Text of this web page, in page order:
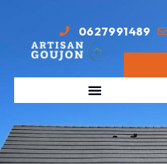
0627991489